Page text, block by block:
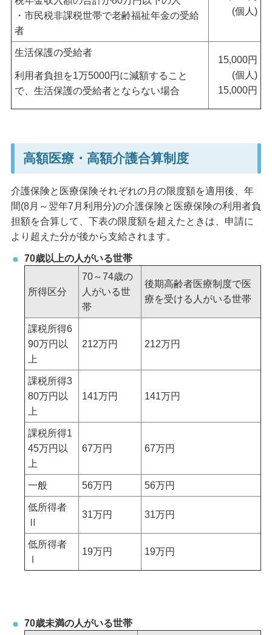
・市民税非課税世帯で老齢福祉年金の受給
者
(個人)
生活保護の受給者
利用者負担を1万5000円に減額すること
で、生活保護の受給者とならない場合
15,000円
(個人)
15,000円
高額医療・高額介護合算制度
介護保険と医療保険それぞれの月の限度額を適用後、年
間(8月～翌年7月利用分)の介護保険と医療保険の利用者負
担額を合算して、下表の限度額を超えたときは、申請に
より超えた分が後から支給されます。
70歳以上の人がいる世帯
所得区分
70～74歳の
人がいる世
帯
後期高齢者医療制度で医
療を受ける人がいる世帯
課税所得6
90万円以
上
212万円 212万円
課税所得3
80万円以
上
141万円 141万円
課税所得1
45万円以
上
67万円 67万円
一般 56万円 56万円
低所得者
Ⅱ
31万円 31万円
低所得者
Ⅰ
19万円 19万円
70歳未満の人がいる世帯